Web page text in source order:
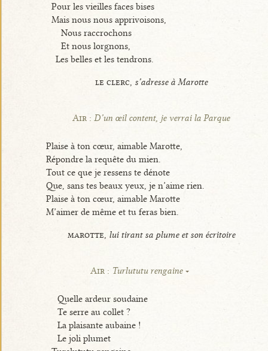
Pour les vieilles faces bises
Mais nous nous apprivoisons,
Nous raccrochons
Et nous lorgnons,
Les belles et les tendrons.
le clerc, s’adresse à Marotte
Air :D’un œil content, je verrai la Parque
Plaise à ton cœur, aimable Marotte,
Répondre la requête du mien.
Tout ce que je ressens te dénote
Que, sans tes beaux yeux, je n’aime rien.
Plaise à ton cœur, aimable Marotte
M’aimer de même et tu feras bien.
marotte, lui tirant sa plume et son écritoire
Air : Turlututu rengaine
Quelle ardeur soudaine
Te serre au collet ?
La plaisante aubaine !
Le joli plumet